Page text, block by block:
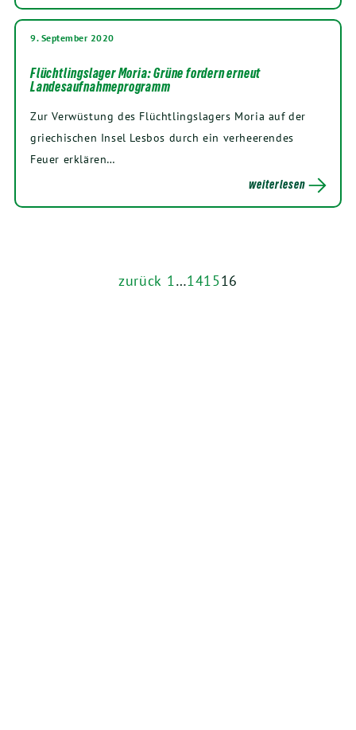
9. September 2020
Flüchtlingslager Moria: Grüne fordern erneut
Landesaufnahmeprogramm
Zur Verwüstung des Flüchtlingslagers Moria auf der
griechischen Insel Lesbos durch ein verheerendes
Feuer erklären…
weiterlesen
zurück 1…141516